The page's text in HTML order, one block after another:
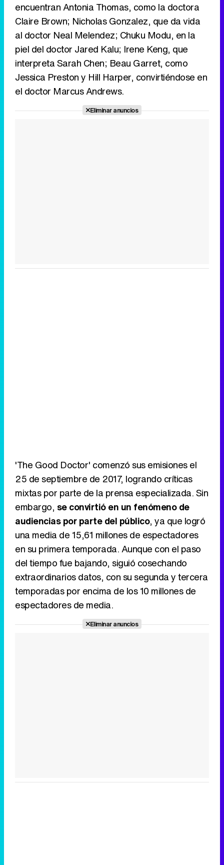
encuentran Antonia Thomas, como la doctora
Claire Brown; Nicholas Gonzalez, que da vida
al doctor Neal Melendez; Chuku Modu, en la
piel del doctor Jared Kalu; Irene Keng, que
interpreta Sarah Chen; Beau Garret, como
Jessica Preston y Hill Harper, convirtiéndose en
el doctor Marcus Andrews.
Eliminar anuncios
'The Good Doctor' comenzó sus emisiones el
25 de septiembre de 2017, logrando críticas
mixtas por parte de la prensa especializada. Sin
embargo, se convirtió en un fenómeno de
audiencias por parte del público, ya que logró
una media de 15,61 millones de espectadores
en su primera temporada. Aunque con el paso
del tiempo fue bajando, siguió cosechando
extraordinarios datos, con su segunda y tercera
temporadas por encima de los 10 millones de
espectadores de media.
Eliminar anuncios